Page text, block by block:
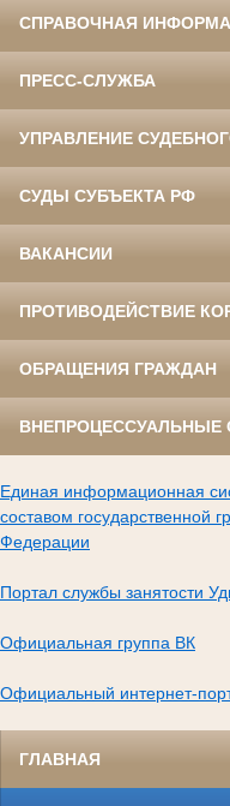
СПРАВОЧНАЯ
ПРЕСС-СЛУЖБА
УПРАВЛЕНИЕ
СУДЫ СУБЪЕКТА РФ
ВАКАНСИИ
ПРОТИВОДЕЙСТВИЕ
ОБРАЩЕНИЯ ГРАЖДАН
ВНЕПРОЦЕССУАЛЬНЫЕ
Единая информационная
составом государственной
Федерации
Портал службы занятости
Официальная группа ВК
Официальный интернет-
ГЛАВНАЯ